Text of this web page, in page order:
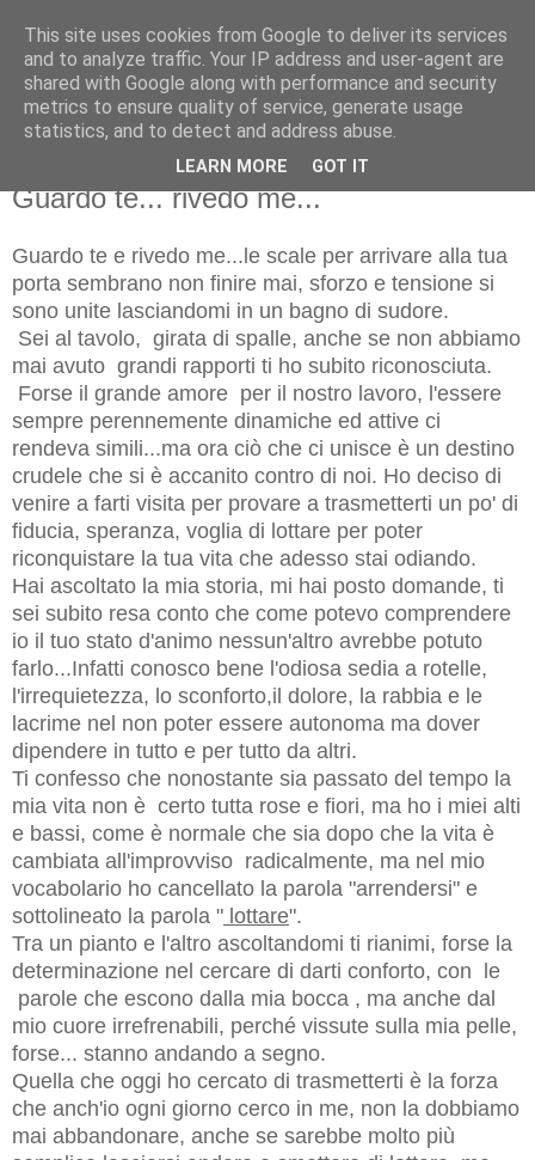
giovedì 17 agosto 2017
Guardo te... rivedo me...
Guardo te e rivedo me...le scale per arrivare alla tua
porta sembrano non finire mai, sforzo e tensione si
sono unite lasciandomi in un bagno di sudore.
Sei al tavolo, girata di spalle, anche se non abbiamo
mai avuto grandi rapporti ti ho subito riconosciuta.
Forse il grande amore per il nostro lavoro, l'essere
sempre perennemente dinamiche ed attive ci
rendeva simili...ma ora ciò che ci unisce è un destino
crudele che si è accanito contro di noi. Ho deciso di
venire a farti visita per provare a trasmetterti un po' di
fiducia, speranza, voglia di lottare per poter
riconquistare la tua vita che adesso stai odiando.
Hai ascoltato la mia storia, mi hai posto domande, ti
sei subito resa conto che come potevo comprendere
io il tuo stato d'animo nessun'altro avrebbe potuto
farlo...Infatti conosco bene l'odiosa sedia a rotelle,
l'irrequietezza, lo sconforto,il dolore, la rabbia e le
lacrime nel non poter essere autonoma ma dover
dipendere in tutto e per tutto da altri.
Ti confesso che nonostante sia passato del tempo la
mia vita non è certo tutta rose e fiori, ma ho i miei alti
e bassi, come è normale che sia dopo che la vita è
cambiata all'improvviso radicalmente, ma nel mio
vocabolario ho cancellato la parola "arrendersi" e
sottolineato la parola " lottare".
Tra un pianto e l'altro ascoltandomi ti rianimi, forse la
determinazione nel cercare di darti conforto, con le
parole che escono dalla mia bocca , ma anche dal
mio cuore irrefrenabili, perché vissute sulla mia pelle,
forse... stanno andando a segno.
Quella che oggi ho cercato di trasmetterti è la forza
che anch'io ogni giorno cerco in me, non la dobbiamo
mai abbandonare, anche se sarebbe molto più
This site uses cookies from Google to deliver its services
and to analyze traffic. Your IP address and user-agent are
shared with Google along with performance and security
metrics to ensure quality of service, generate usage
statistics, and to detect and address abuse.
LEARN MORE GOT IT